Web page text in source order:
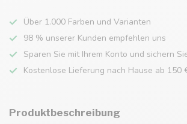
Über 1.000 Farben und Varianten
98 % unserer Kunden empfehlen uns
Sparen Sie mit Ihrem Konto und sichern
Kostenlose Lieferung nach Hause ab 150
Produktbeschreibung